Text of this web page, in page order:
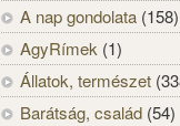
A nap gondolata (158)
AgyRímek (1)
Állatok, természet
Barátság, család (54)